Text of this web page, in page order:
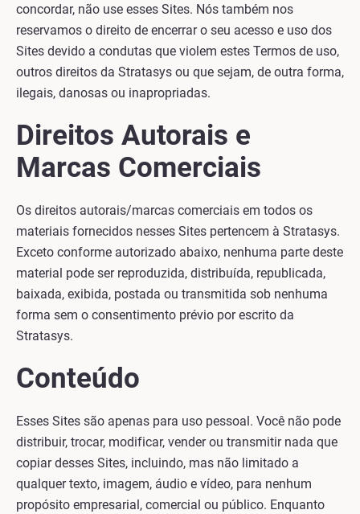
concordar, não use esses Sites. Nós também nos
reservamos o direito de encerrar o seu acesso e uso dos
Sites devido a condutas que violem estes Termos de uso,
outros direitos da Stratasys ou que sejam, de outra forma,
ilegais, danosas ou inapropriadas.
Direitos Autorais e
Marcas Comerciais
Os direitos autorais/marcas comerciais em todos os
materiais fornecidos nesses Sites pertencem à Stratasys.
Exceto conforme autorizado abaixo, nenhuma parte deste
material pode ser reproduzida, distribuída, republicada,
baixada, exibida, postada ou transmitida sob nenhuma
forma sem o consentimento prévio por escrito da
Stratasys.
Conteúdo
Esses Sites são apenas para uso pessoal. Você não pode
distribuir, trocar, modificar, vender ou transmitir nada que
copiar desses Sites, incluindo, mas não limitado a
qualquer texto, imagem, áudio e vídeo, para nenhum
propósito empresarial, comercial ou público. Enquanto